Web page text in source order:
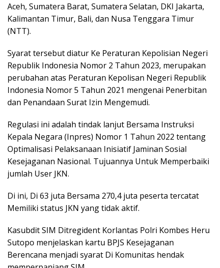
Aceh, Sumatera Barat, Sumatera Selatan, DKI Jakarta,
Kalimantan Timur, Bali, dan Nusa Tenggara Timur
(NTT).
Syarat tersebut diatur Ke Peraturan Kepolisian Negeri
Republik Indonesia Nomor 2 Tahun 2023, merupakan
perubahan atas Peraturan Kepolisan Negeri Republik
Indonesia Nomor 5 Tahun 2021 mengenai Penerbitan
dan Penandaan Surat Izin Mengemudi.
Regulasi ini adalah tindak lanjut Bersama Instruksi
Kepala Negara (Inpres) Nomor 1 Tahun 2022 tentang
Optimalisasi Pelaksanaan Inisiatif Jaminan Sosial
Kesejaganan Nasional. Tujuannya Untuk Memperbaiki
jumlah User JKN.
Di ini, Di 63 juta Bersama 270,4 juta peserta tercatat
Memiliki status JKN yang tidak aktif.
Kasubdit SIM Ditregident Korlantas Polri Kombes Heru
Sutopo menjelaskan kartu BPJS Kesejaganan
Berencana menjadi syarat Di Komunitas hendak